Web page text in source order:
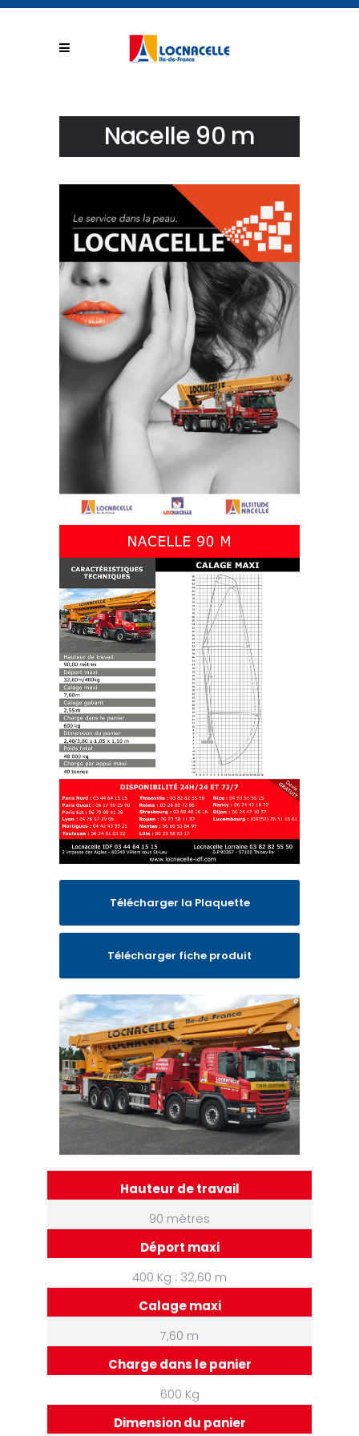
Nacelle 90 m
Télécharger la Plaquette
Télécharger fiche produit
Hauteur de travail
90 mètres
Déport maxi
400 Kg : 32,60 m
Calage maxi
7,60 m
Charge dans le panier
600 Kg
Dimension du panier